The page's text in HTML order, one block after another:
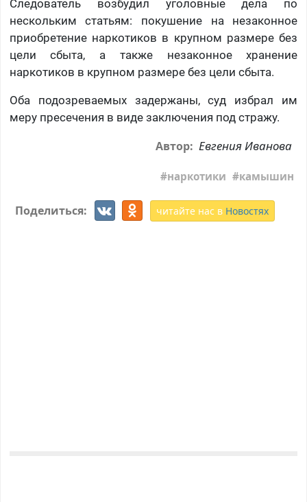
Следователь возбудил уголовные дела по
нескольким статьям: покушение на незаконное
приобретение наркотиков в крупном размере без
цели сбыта, а также незаконное хранение
наркотиков в крупном размере без цели сбыта.
Оба подозреваемых задержаны, суд избрал им
меру пресечения в виде заключения под стражу.
Автор: Евгения Иванова
наркотики камышин
Поделиться: читайте нас в Новостях